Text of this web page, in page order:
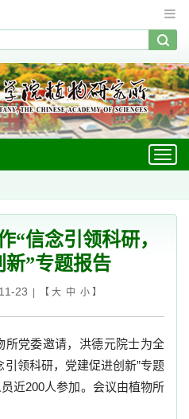
“信念引领科研，
新”专题报告
23 | 【 大 中 小】
所党委邀请，洪德元院士为全
引领科研，党建促进创新”专题
近200人参加。会议由植物所